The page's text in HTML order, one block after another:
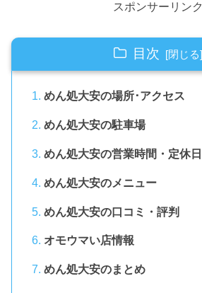
スポンサーリンク
目次
めん処大安の場所･アクセス
めん処大安の駐車場
めん処大安の営業時間・定休日
めん処大安のメニュー
めん処大安の口コミ・評判
オモウマい店情報
めん処大安のまとめ